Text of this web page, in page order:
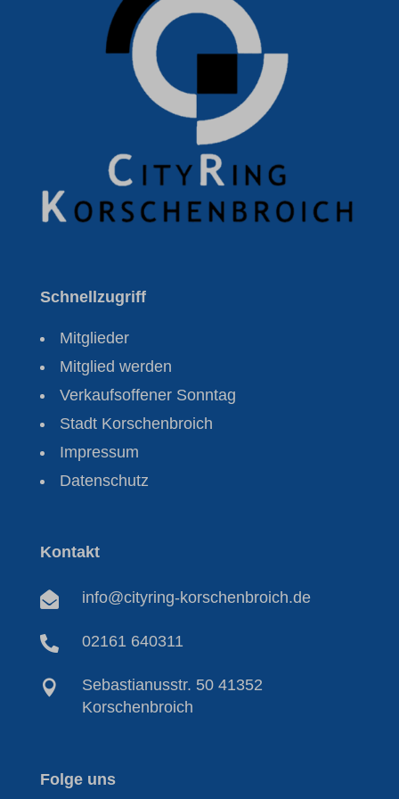
Schnellzugriff
Mitglieder
Mitglied werden
Verkaufsoffener Sonntag
Stadt Korschenbroich
Impressum
Datenschutz
Kontakt
 info@cityring-korschenbroich.de
 02161 640311

Sebastianusstr. 50 41352
Korschenbroich
Folge uns
wp-settings-time-*
et-reloaded-post-*